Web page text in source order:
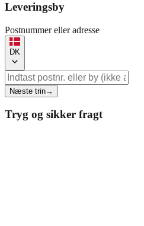
Leveringsby
Postnummer eller adresse
DK
Næste trin→
Tryg og sikker fragt